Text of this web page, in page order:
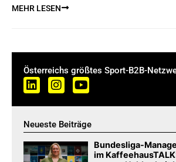
MEHR LESEN
Österreichs größtes Sport-B2B-
Neueste Beiträge
Bundesliga-
im